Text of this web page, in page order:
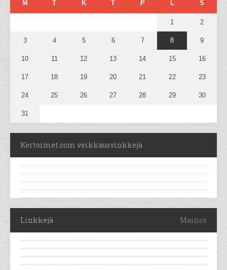
M T K T P L S
1 2
3 4 5 6 7 8 9
10 11 12 13 14 15 16
17 18 19 20 21 22 23
24 25 26 27 28 29 30
31
Kertoimet.com veikkausvinkkejä
Linkkejä Mainos